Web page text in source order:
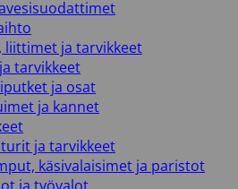
liittimet ja tarvikkeet
tarvikkeet
ja osat
ja kannet
ja tarvikkeet
käsivalaisimet ja paristot